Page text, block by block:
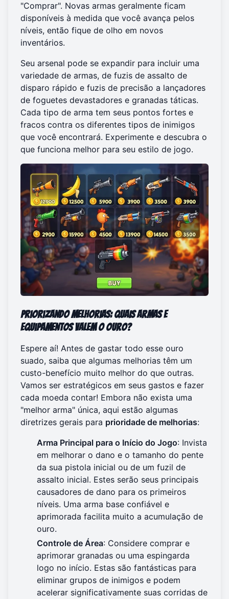
"Comprar". Novas armas geralmente ficam
disponíveis à medida que você avança pelos
níveis, então fique de olho em novos
inventários.
Seu arsenal pode se expandir para incluir uma
variedade de armas, de fuzis de assalto de
disparo rápido e fuzis de precisão a lançadores
de foguetes devastadores e granadas táticas.
Cada tipo de arma tem seus pontos fortes e
fracos contra os diferentes tipos de inimigos
que você encontrará. Experimente e descubra o
que funciona melhor para seu estilo de jogo.
Priorizando Melhorias: Quais Armas e
Equipamentos Valem o Ouro?
Espere aí! Antes de gastar todo esse ouro
suado, saiba que algumas melhorias têm um
custo-benefício muito melhor do que outras.
Vamos ser estratégicos em seus gastos e fazer
cada moeda contar! Embora não exista uma
"melhor arma" única, aqui estão algumas
diretrizes gerais para prioridade de melhorias:
Arma Principal para o Início do Jogo: Invista
em melhorar o dano e o tamanho do pente
da sua pistola inicial ou de um fuzil de
assalto inicial. Estes serão seus principais
causadores de dano para os primeiros
níveis. Uma arma base confiável e
aprimorada facilita muito a acumulação de
ouro.
Controle de Área: Considere comprar e
aprimorar granadas ou uma espingarda
logo no início. Estas são fantásticas para
eliminar grupos de inimigos e podem
acelerar significativamente suas corridas de